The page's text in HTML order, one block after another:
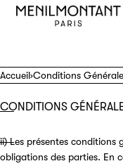
IGNORER ET PASSER
Shop
Journal
Accueil›Conditions
CONDITIONS
ii) Les présentes conditions
obligations des parties. En